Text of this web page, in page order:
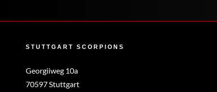
STUTTGART SCORPIONS
Georgiiweg 10a
70597 Stuttgart